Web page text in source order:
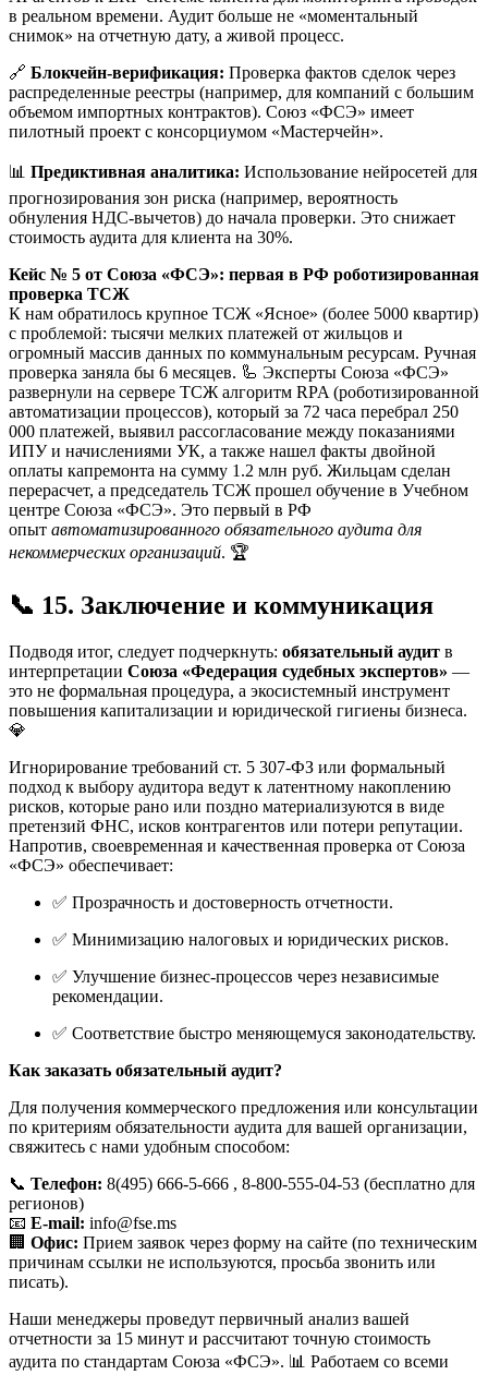
в реальном времени. Аудит больше не «моментальный
снимок» на отчетную дату, а живой процесс.
🔗 Блокчейн-верификация: Проверка фактов сделок через
распределенные реестры (например, для компаний с большим
объемом импортных контрактов). Союз «ФСЭ» имеет
пилотный проект с консорциумом «Мастерчейн».
📊 Предиктивная аналитика: Использование нейросетей для
прогнозирования зон риска (например, вероятность
обнуления НДС-вычетов) до начала проверки. Это снижает
стоимость аудита для клиента на 30%.
Кейс № 5 от Союза «ФСЭ»: первая в РФ роботизированная
проверка ТСЖ
К нам обратилось крупное ТСЖ «Ясное» (более 5000 квартир)
с проблемой: тысячи мелких платежей от жильцов и
огромный массив данных по коммунальным ресурсам. Ручная
проверка заняла бы 6 месяцев. 🦾 Эксперты Союза «ФСЭ»
развернули на сервере ТСЖ алгоритм RPA (роботизированной
автоматизации процессов), который за 72 часа перебрал 250
000 платежей, выявил рассогласование между показаниями
ИПУ и начислениями УК, а также нашел факты двойной
оплаты капремонта на сумму 1.2 млн руб. Жильцам сделан
перерасчет, а председатель ТСЖ прошел обучение в Учебном
центре Союза «ФСЭ». Это первый в РФ
опыт автоматизированного обязательного аудита для
некоммерческих организаций. 🏆
📞 15. Заключение и коммуникация
Подводя итог, следует подчеркнуть: обязательный аудит в
интерпретации Союза «Федерация судебных экспертов» —
это не формальная процедура, а экосистемный инструмент
повышения капитализации и юридической гигиены бизнеса.
💎
Игнорирование требований ст. 5 307-ФЗ или формальный
подход к выбору аудитора ведут к латентному накоплению
рисков, которые рано или поздно материализуются в виде
претензий ФНС, исков контрагентов или потери репутации.
Напротив, своевременная и качественная проверка от Союза
«ФСЭ» обеспечивает:
✅ Прозрачность и достоверность отчетности.
✅ Минимизацию налоговых и юридических рисков.
✅ Улучшение бизнес-процессов через независимые
рекомендации.
✅ Соответствие быстро меняющемуся законодательству.
Как заказать обязательный аудит?
Для получения коммерческого предложения или консультации
по критериям обязательности аудита для вашей организации,
свяжитесь с нами удобным способом:
📞 Телефон: 8(495) 666-5-666 , 8-800-555-04-53 (бесплатно для
регионов)
📧 E-mail: info@fse.ms
🏢 Офис: Прием заявок через форму на сайте (по техническим
причинам ссылки не используются, просьба звонить или
писать).
Наши менеджеры проведут первичный анализ вашей
отчетности за 15 минут и рассчитают точную стоимость
аудита по стандартам Союза «ФСЭ». 📊 Работаем со всеми